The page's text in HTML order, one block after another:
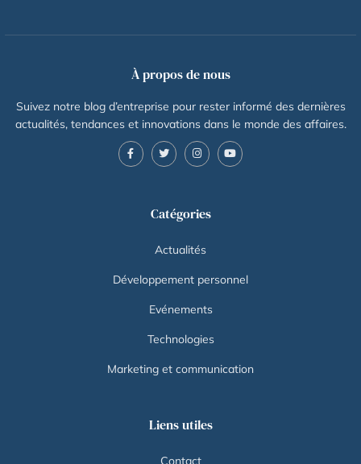
À propos de nous
Suivez notre blog d’entreprise pour rester informé des dernières
actualités, tendances et innovations dans le monde des affaires.
Catégories
Actualités
Développement personnel
Evénements
Technologies
Marketing et communication
Liens utiles
Contact